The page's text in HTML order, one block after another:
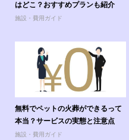
はどこ？おすすめプランも紹介
施設・費用ガイド
無料でペットの火葬ができるって
本当？サービスの実態と注意点
施設・費用ガイド